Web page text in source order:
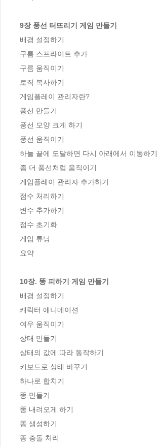
9장 풍선 터뜨리기 게임 만들기
배경 설정하기
구름 스프라이트 추가
구름 움직이기
로직 복사하기
게임플레이 관리자란?
풍선 만들기
풍선 모양 크게 하기
풍선 움직이기
하늘 끝에 도달하면 다시 아래에서 이동하기
좀 더 풍선처럼 움직이기
게임플레이 관리자 추가하기
점수 처리하기
변수 추가하기
점수 초기화
게임 튜닝
요약
10장. 똥 피하기 게임 만들기
배경 설정하기
캐릭터 애니메이션
여우 움직이기
상태 만들기
상태의 값에 따라 동작하기
키보드로 상태 바꾸기
하나로 합치기
똥 만들기
똥 내려오게 하기
똥 생성하기
똥 충돌 처리